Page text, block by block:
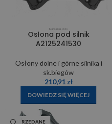
Osłona pod silnik
A2125241530
Osłony dolne i górne silnika i
sk.biegów
210,91 zł
DOWIEDZ SIĘ WIĘCEJ
WYPRZEDANE